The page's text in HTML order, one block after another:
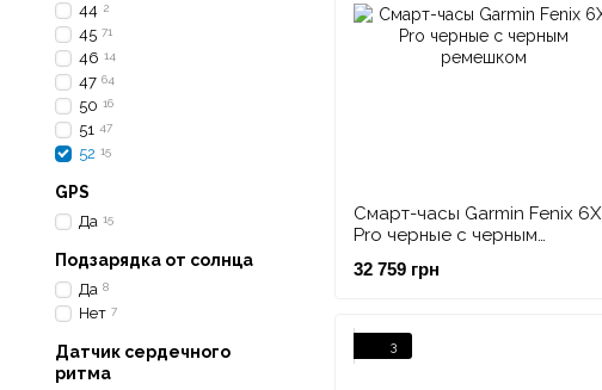
Смарт-часы Garmin Fenix 6X
Pro черные с черным
32 759 грн
3
44 2
45 71
46 14
47 64
50 16
51 47
52 15
GPS
Да 15
Подзарядка от солнца
Да 8
Нет 7
Датчик сердечного
ритма